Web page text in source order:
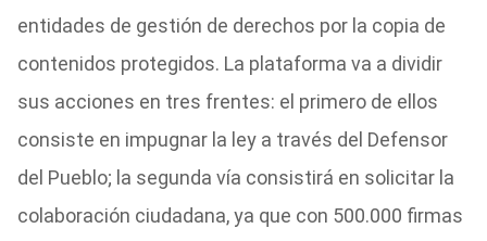
entidades de gestión de derechos por la copia de
contenidos protegidos. La plataforma va a dividir
sus acciones en tres frentes: el primero de ellos
consiste en impugnar la ley a través del Defensor
del Pueblo; la segunda vía consistirá en solicitar la
colaboración ciudadana, ya que con 500.000 firmas